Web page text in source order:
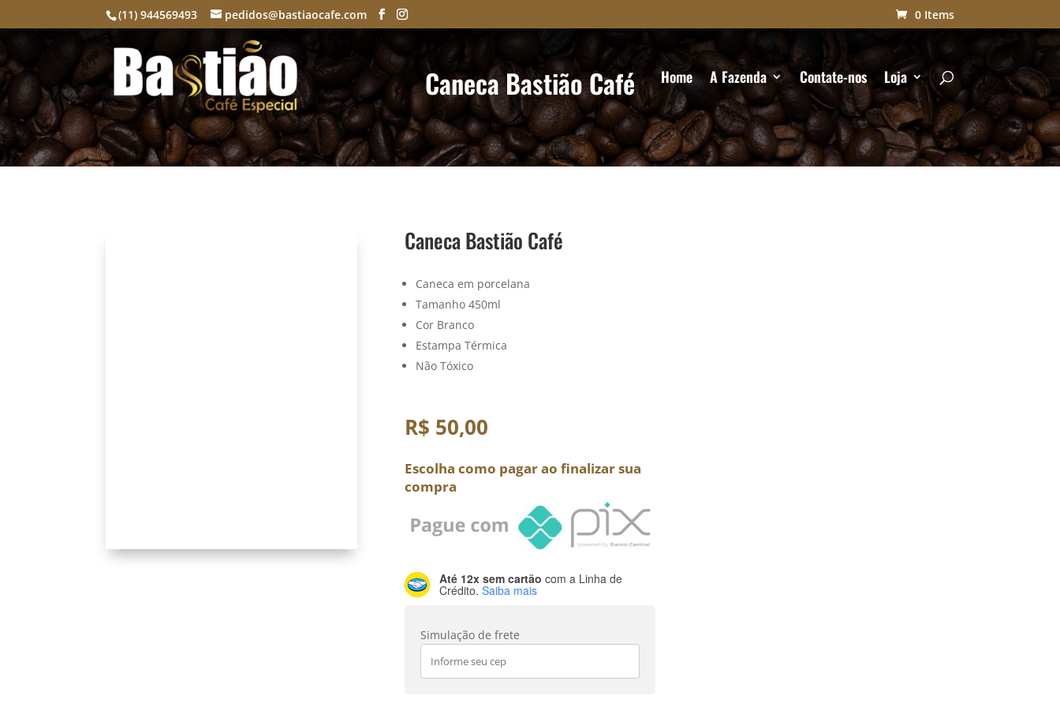
(11) 944569493 pedidos@bastiaocafe.com 0 Items
Home A Fazenda Contate-nos Loja
Caneca Bastião Café
Caneca Bastião Café
Caneca em porcelana
Tamanho 450ml
Cor Branco
Estampa Térmica
Não Tóxico
R$ 50,00
Escolha como pagar ao finalizar sua
compra
Até 12x sem cartão com a Linha de
Crédito. Saiba mais
Simulação de frete